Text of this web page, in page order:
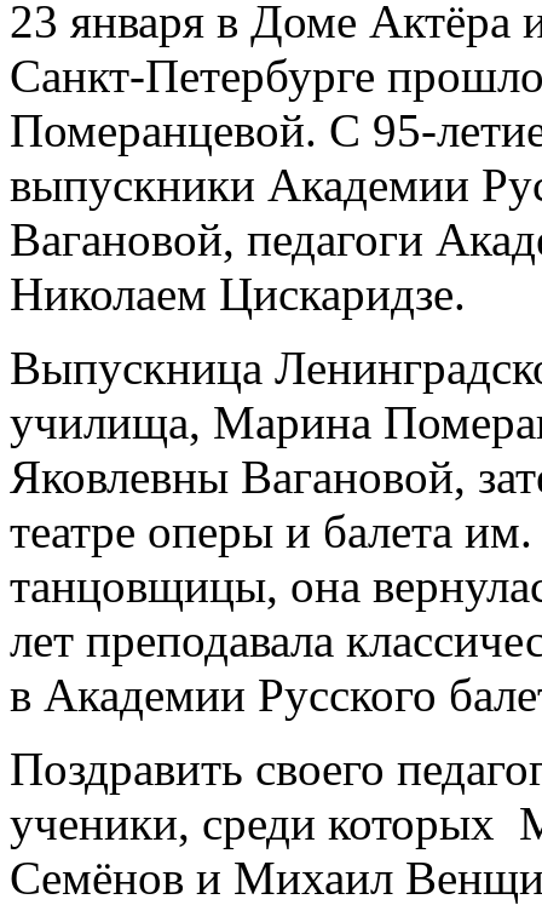
23 января в Доме Актёра
Санкт-Петербурге
Померанцевой. С 95-
выпускники Академии
Вагановой, педагоги
Николаем Цискаридзе.
Выпускница
училища, Марина
Яковлевны Вагановой,
театре оперы и балета
танцовщицы, она
лет преподавала
в Академии Русского
Поздравить своего
ученики, среди
Семёнов и Михаил